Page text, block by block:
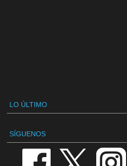
LO ÚLTIMO
SÍGUENOS